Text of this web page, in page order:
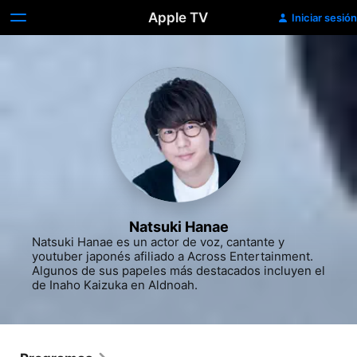
Apple TV Iniciar sesión
Natsuki Hanae
Natsuki Hanae es un actor de voz, cantante y
youtuber japonés afiliado a Across Entertainment.
Algunos de sus papeles más destacados incluyen el
de Inaho Kaizuka en Aldnoah.